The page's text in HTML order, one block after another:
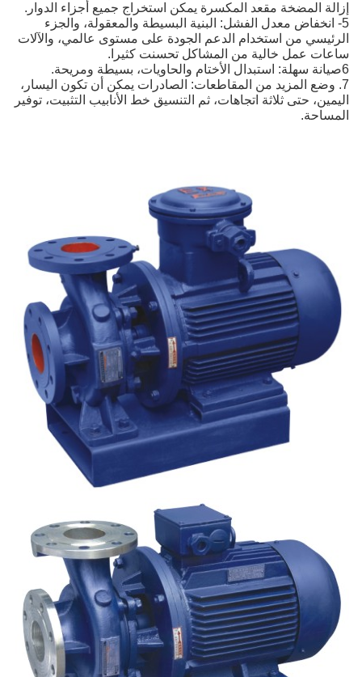
إزالة المضخة مقعد المكسرة يمكن استخراج جميع أجزاء الدوار.
5- انخفاض معدل الفشل: البنية البسيطة والمعقولة، والجزء
الرئيسي من استخدام الدعم الجودة على مستوى عالمي، والآلات
ساعات عمل خالية من المشاكل تحسنت كثيرا.
6صيانة سهلة: استبدال الأختام والحاويات، بسيطة ومريحة.
7. وضع المزيد من المقاطعات: الصادرات يمكن أن تكون اليسار،
اليمين، حتى ثلاثة اتجاهات، ثم التنسيق خط الأنابيب التثبيت، توفير
المساحة.